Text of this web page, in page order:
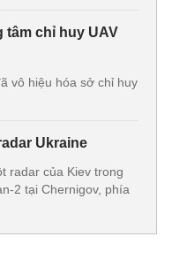
tâm chỉ huy UAV
vô hiệu hóa sở chỉ huy
Ukraine
radar của Kiev trong
2 tại Chernigov, phía